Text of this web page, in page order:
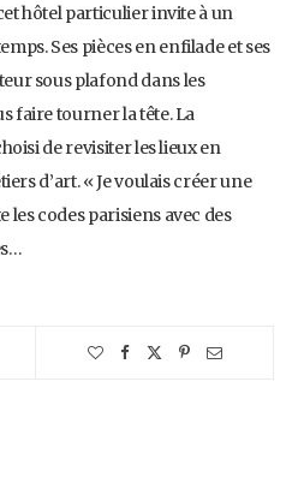
hôtel particulier invite à un
Ses pièces en enfilade et ses
sous plafond dans les
faire tourner la tête. La
de revisiter les lieux en
d’art. « Je voulais créer une
codes parisiens avec des